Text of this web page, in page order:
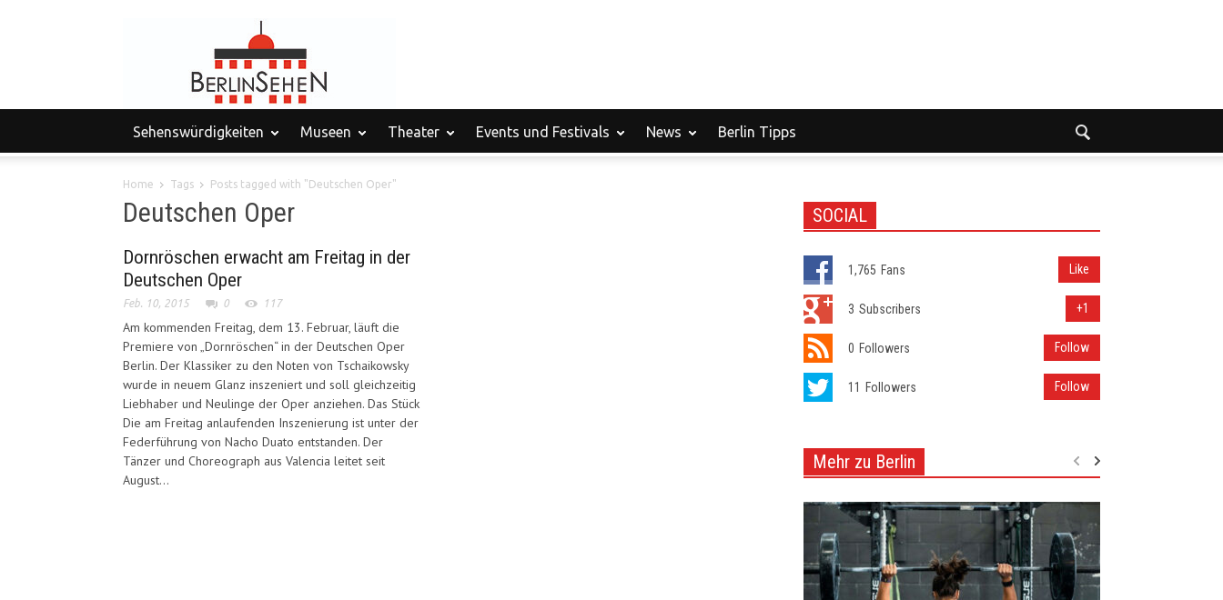
Sehenswürdigkeiten Museen Theater Events und Festivals News Berlin Tipps
Home Tags Posts tagged with "Deutschen Oper"
Deutschen Oper
Dornröschen erwacht am Freitag in der
Deutschen Oper
Feb. 10, 2015 0 117
Am kommenden Freitag, dem 13. Februar, läuft die
Premiere von „Dornröschen“ in der Deutschen Oper
Berlin. Der Klassiker zu den Noten von Tschaikowsky
wurde in neuem Glanz inszeniert und soll gleichzeitig
Liebhaber und Neulinge der Oper anziehen. Das Stück
Die am Freitag anlaufenden Inszenierung ist unter der
Federführung von Nacho Duato entstanden. Der
Tänzer und Choreograph aus Valencia leitet seit
August...
SOCIAL
1,765 Fans Like
3 Subscribers +1
0 Followers Follow
11 Followers Follow
Mehr zu Berlin